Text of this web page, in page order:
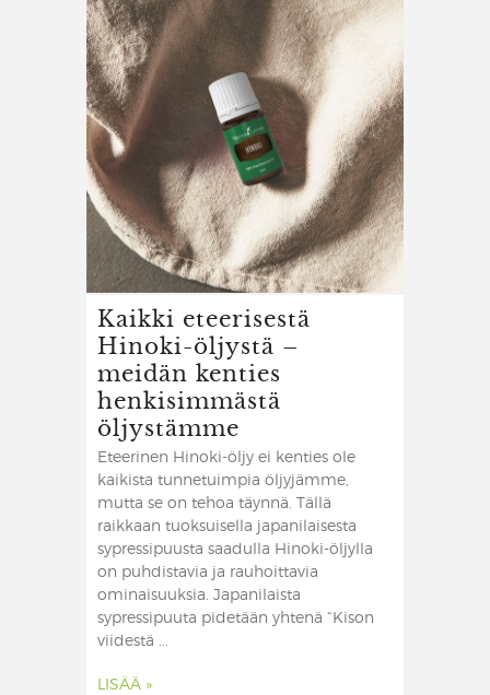
Kaikki eteerisestä
Hinoki-öljystä –
meidän kenties
henkisimmästä
öljystämme
Eteerinen Hinoki-öljy ei kenties ole
kaikista tunnetuimpia öljyjämme,
mutta se on tehoa täynnä. Tällä
raikkaan tuoksuisella japanilaisesta
sypressipuusta saadulla Hinoki-öljylla
on puhdistavia ja rauhoittavia
ominaisuuksia. Japanilaista
sypressipuuta pidetään yhtenä “Kison
viidestä ...
LISÄÄ »